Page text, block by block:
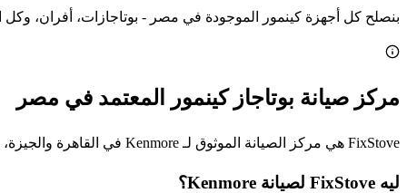
بنصلح كل أجهزة كينمور الموجودة في مصر - بوتاجازات، أفران، وكل
مركز صيانة بوتاجاز كينمور المعتمد في مصر
FixStove هي مركز الصيانة الموثوق لـ Kenmore في القاهرة والجيزة، بفنيين متخصصين وقطع غيار بنوفرها بطرق متعددة.
ليه FixStove لصيانة Kenmore؟